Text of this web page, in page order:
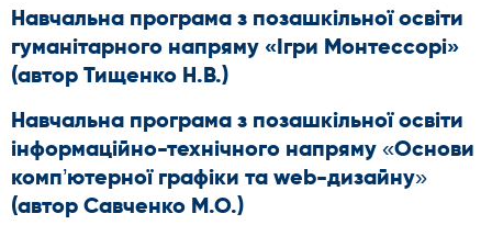
Навчальна програма з позашкільної освіти
гуманітарного напряму «Ігри Монтессорі»
(автор Тищенко Н.В.)
Навчальна програма з позашкільної освіти
інформаційно-технічного напряму «Основи
комп’ютерної графіки та web-дизайну»
(автор Савченко М.О.)